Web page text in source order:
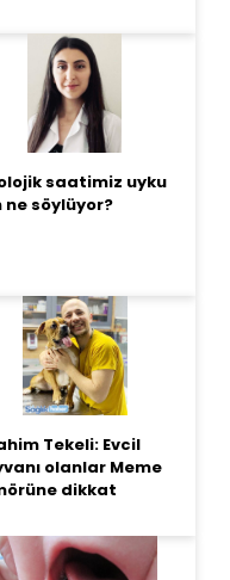
saatimiz uyku
ne söylüyor?
Tekeli: Evcil
olanlar Meme
dikkat